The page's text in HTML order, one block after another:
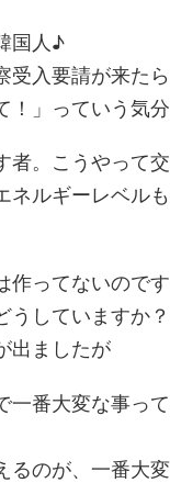
国人♪
受入要請が来た
！」っていう気分
者。こうやって
ネルギーレベル
作ってないのです
うしていますか？
出ましたが
一番大変な事っ
るのが、一番大